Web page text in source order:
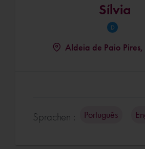
Sílvia
Aldeia de Paio
Sprachen : Português